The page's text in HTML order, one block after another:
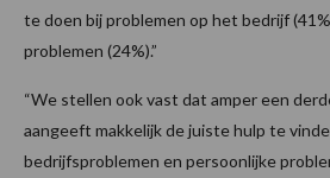
te doen bij problemen op het bedrijf
problemen (24%).”
“We stellen ook vast dat amper een
aangeeft makkelijk de juiste hulp te
bedrijfsproblemen en persoonlijke